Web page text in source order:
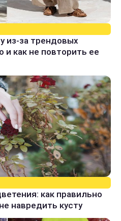
из-за трендовых
как не повторить ее
как правильно
навредить кусту